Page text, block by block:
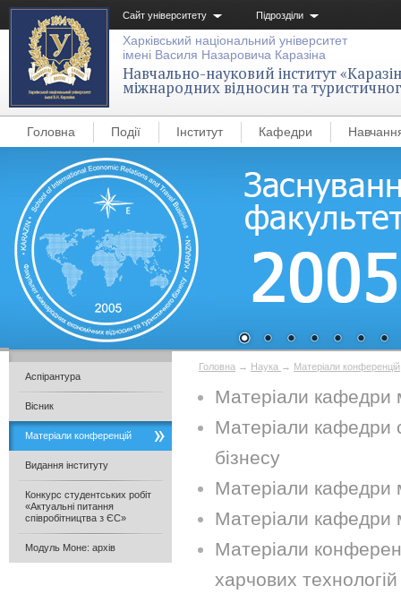
Сайт університету Підрозділи
Харківський національний університет
імені Василя Назаровича Каразіна
Навчально-науковий інститут
міжнародних відносин та
Головна Події Інститут Кафедри
Головна → Наука → Матеріали конференцій
Матеріали кафедри
Матеріали кафедри
бізнесу
Матеріали кафедри
Матеріали кафедри
Матеріали
харчових технологій
Аспірантура
Вісник
Матеріали конференцій
Видання інституту
Конкурс студентських робіт
«Актуальні питання
співробітництва з ЄС»
Модуль Моне: архів